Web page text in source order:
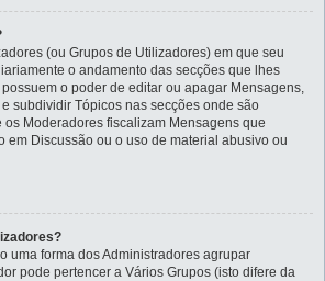
(ou Grupos de Utilizadores) em que seu
o andamento das secções que lhes
o poder de editar ou apagar Mensagens,
subdividir Tópicos nas secções onde são
os Moderadores fiscalizam Mensagens que
em Discussão ou o uso de material abusivo ou
uma forma dos Administradores agrupar
pode pertencer a Vários Grupos (isto difere da